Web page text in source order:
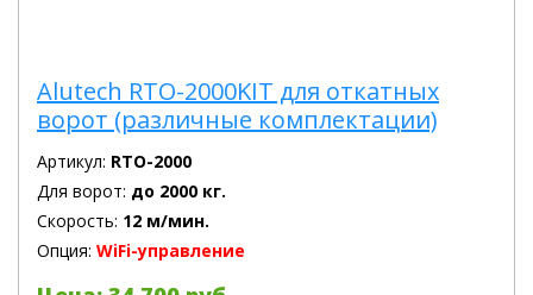
Alutech RTO-2000KIT для откатных
ворот (различные комплектации)
Артикул: RTO-2000
Для ворот: до 2000 кг.
Скорость: 12 м/мин.
Опция: WiFi-управление